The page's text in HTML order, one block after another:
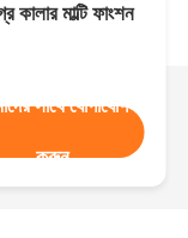
মাল্টি ফাংশন
সাথে যোগাযোগ
করুন